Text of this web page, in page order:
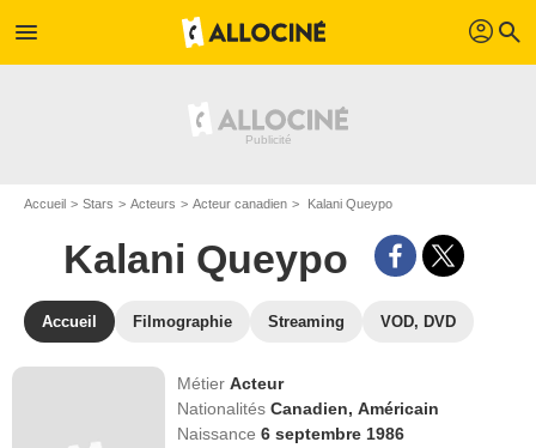
menu profil search
Accueil Stars Acteurs Acteur canadien Kalani Queypo
Kalani Queypo
Accueil Filmographie Streaming VOD, DVD
MétierActeur
NationalitésCanadien, Américain
Naissance6 septembre 1986